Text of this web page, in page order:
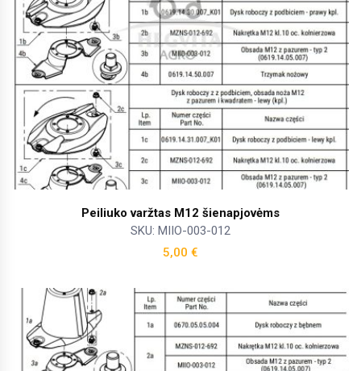
Peiliuko varžtas M12 šienapjovėms
SKU: MIIO-003-012
5,00 €